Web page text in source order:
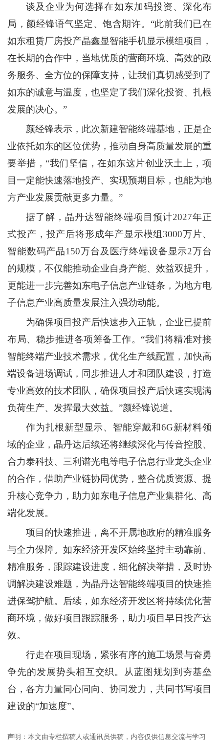
谈及企业为何选择在如东加码投资、深化布
局，颜经锋语气坚定、饱含期许。“此前我们已在
如东租赁厂房投产晶鑫显智能手机显示模组项目，
在长期的合作中，当地优质的营商环境、高效的政
务服务、全方位的保障支持，让我们真切感受到了
如东的诚意与温度，也坚定了我们深化投资、扎根
发展的决心。”
颜经锋表示，此次新建智能终端基地，正是企
业依托如东的区位优势，推动自身高质量发展的重
要举措，“我们坚信，在如东这片创业沃土上，项
目一定能快速落地投产、实现预期目标，也能为地
方产业发展贡献更多力量。”
据了解，晶丹达智能终端项目预计2027年正
式投产，投产后将形成年产显示模组3000万片、
智能数码产品150万台及医疗终端设备显示2万台
的规模，不仅能推动企业自身产能、效益双提升，
更能进一步完善如东电子信息产业链条，为地方电
子信息产业高质量发展注入强劲动能。
为确保项目投产后快速步入正轨，企业已提前
布局、稳步推进各项筹备工作。“我们将精准对接
智能终端产业技术需求，优化生产线配置，加快高
端设备进场调试，同步推进人才和团队建设，打造
专业高效的技术团队，确保项目投产后快速实现满
负荷生产、发挥最大效益。”颜经锋说道。
作为扎根新型显示、智能穿戴和6G新材料领
域的企业，晶丹达后续还将继续深化与传音控股、
合力泰科技、三利谱光电等电子信息行业龙头企业
的合作，借助产业链协同优势，整合优质资源、提
升核心竞争力，助力如东电子信息产业集群化、高
端化发展。
项目的快速推进，离不开属地政府的精准服务
与全力保障。如东经济开发区始终坚持主动靠前、
精准服务，跟踪建设进度，细化解决举措，及时协
调解决建设难题，为晶丹达智能终端项目的快速推
进保驾护航。后续，如东经济开发区将持续优化营
商环境，做好项目跟踪服务，助力项目早日投产达
效。
行走在项目现场，紧张有序的施工场景与奋勇
争先的发展势头相互交织。从蓝图规划到夯基垒
台，各方力量同心同向、协同发力，共同书写项目
建设的“加速度”。
声明：本文由专栏撰稿人或通讯员供稿，内容仅供信息交流与学习